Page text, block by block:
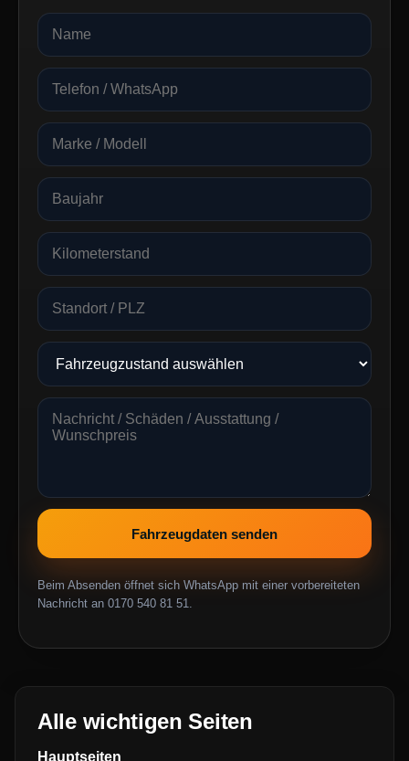
Fahrzeugdaten senden
Beim Absenden öffnet sich WhatsApp mit einer vorbereiteten
Nachricht an 0170 540 81 51.
Alle wichtigen Seiten
Hauptseiten